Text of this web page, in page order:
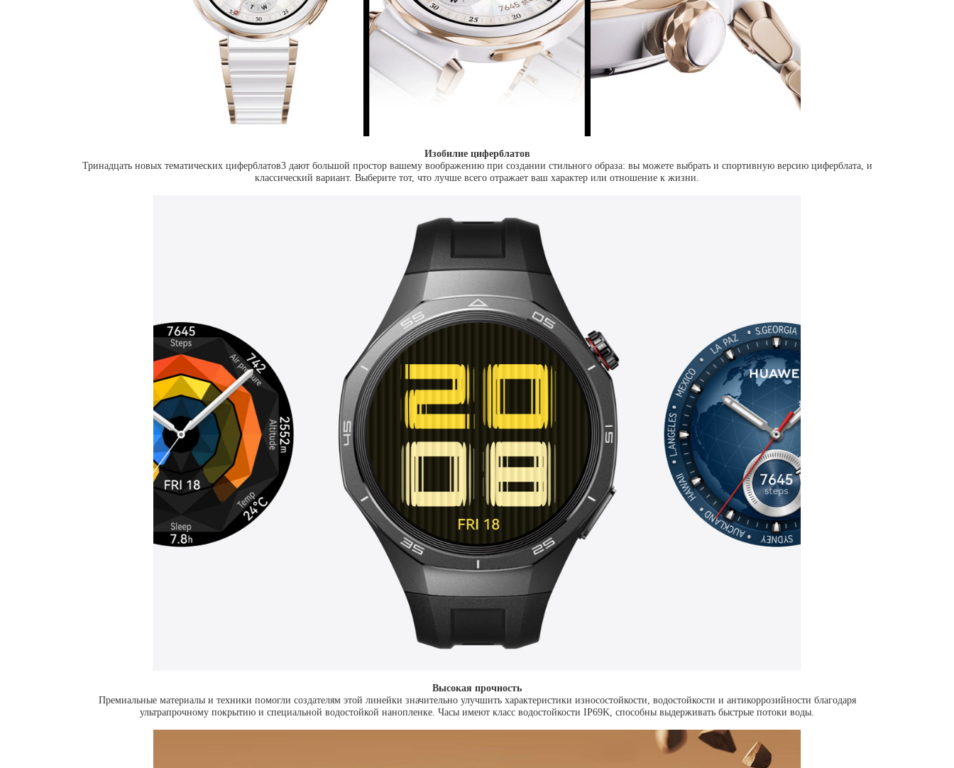
Изобилие циферблатов
Тринадцать новых тематических циферблатов3 дают большой простор вашему воображению при создании стильного образа: вы можете выбрать и спортивную версию циферблата, и
классический вариант. Выберите тот, что лучше всего отражает ваш характер или отношение к жизни.
Высокая прочность
Премиальные материалы и техники помогли создателям этой линейки значительно улучшить характеристики износостойкости, водостойкости и антикоррозийности благодаря
ультрапрочному покрытию и специальной водостойкой нанопленке. Часы имеют класс водостойкости IP69K, способны выдерживать быстрые потоки воды.